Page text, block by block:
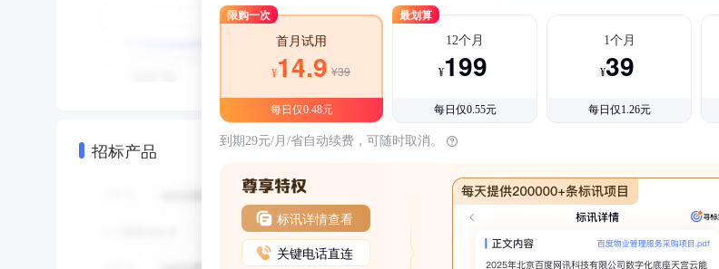
招标产品
限购一次
首月试用
¥14.9 ¥39
每日仅0.48元
最划算
12个月
¥199
每日仅0.55元
1个月
¥39
每日仅1.26元
到期29元/月/省自动续费，可随时取消。
标讯详情查看
关键电话直连